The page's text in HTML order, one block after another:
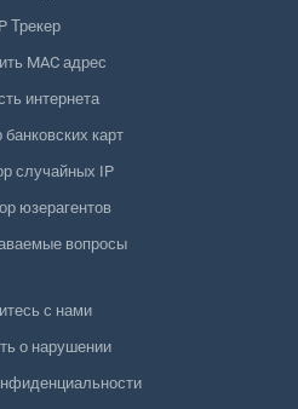
Трекер
MAC адрес
интернета
банковских карт
случайных IP
юзерагентов
вопросы
с нами
о нарушении